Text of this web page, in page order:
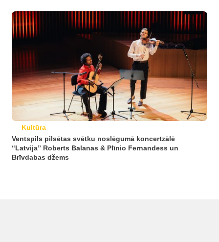
Kultūra
Ventspils pilsētas svētku noslēgumā koncertzālē
“Latvija” Roberts Balanas & Plīnio Fernandess un
Brīvdabas džems